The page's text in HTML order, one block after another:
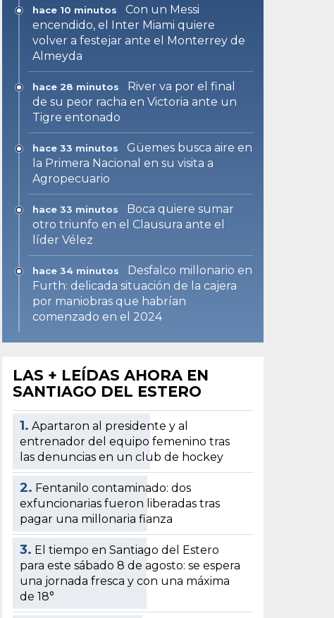
hace 10 minutos
Con un Messi
encendido, el Inter Miami quiere
volver a festejar ante el Monterrey de
Almeyda
hace 28 minutos
River va por el final
de su peor racha en Victoria ante un
Tigre entonado
hace 33 minutos
Güemes busca aire en
la Primera Nacional en su visita a
Agropecuario
hace 33 minutos
Boca quiere sumar
otro triunfo en el Clausura ante el
líder Vélez
hace 34 minutos
Desfalco millonario en
Furth: delicada situación de la cajera
por maniobras que habrían
comenzado en el 2024
LAS + LEÍDAS AHORA EN
SANTIAGO DEL ESTERO
1. Apartaron al presidente y al
entrenador del equipo femenino tras
las denuncias en un club de hockey
2. Fentanilo contaminado: dos
exfuncionarias fueron liberadas tras
pagar una millonaria fianza
3. El tiempo en Santiago del Estero
para este sábado 8 de agosto: se espera
una jornada fresca y con una máxima
de 18°